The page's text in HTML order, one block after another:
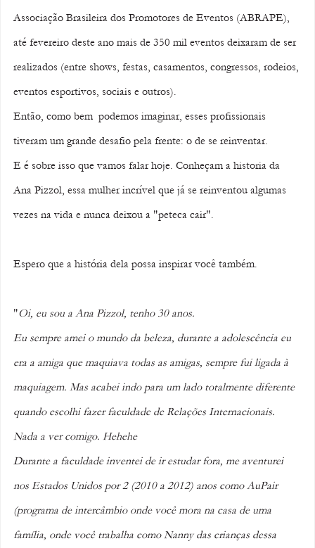
Associação Brasileira dos Promotores de Eventos (ABRAPE),
até fevereiro deste ano mais de 350 mil eventos deixaram de ser
realizados (entre shows, festas, casamentos, congressos, rodeios,
eventos esportivos, sociais e outros).
Então, como bem  podemos imaginar, esses profissionais
tiveram um grande desafio pela frente: o de se reinventar.
E é sobre isso que vamos falar hoje. Conheçam a historia da
Ana Pizzol, essa mulher incrível que já se reinventou algumas
vezes na vida e nunca deixou a "peteca cair".
Espero que a história dela possa inspirar você também.
"Oi, eu sou a Ana Pizzol, tenho 30 anos.
Eu sempre amei o mundo da beleza, durante a adolescência eu
era a amiga que maquiava todas as amigas, sempre fui ligada à
maquiagem. Mas acabei indo para um lado totalmente diferente
quando escolhi fazer faculdade de Relações Internacionais.
Nada a ver comigo. Hehehe
Durante a faculdade inventei de ir estudar fora, me aventurei
nos Estados Unidos por 2 (2010 a 2012) anos como AuPair
(programa de intercâmbio onde você mora na casa de uma
família, onde você trabalha como Nanny das crianças dessa